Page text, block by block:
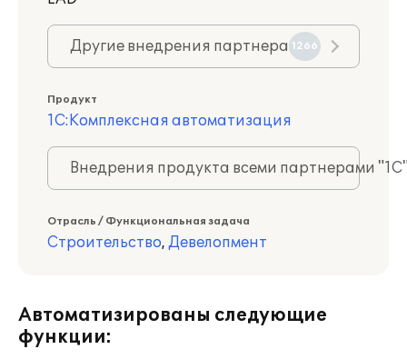
Другие внедрения партнера 1266
Продукт
1С:Комплексная автоматизация
Внедрения продукта всеми партнерами
Отрасль / Функциональная задача
Строительство, Девелопмент
Автоматизированы следующие
функции: